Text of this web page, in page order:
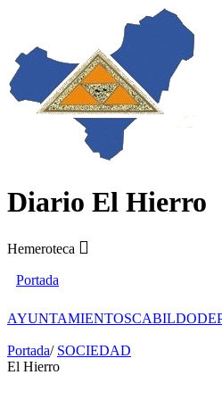
Diario El Hierro
Hemeroteca
Portada
AYUNTAMIENTOSCABILDO
Portada/ SOCIEDAD
El Hierro